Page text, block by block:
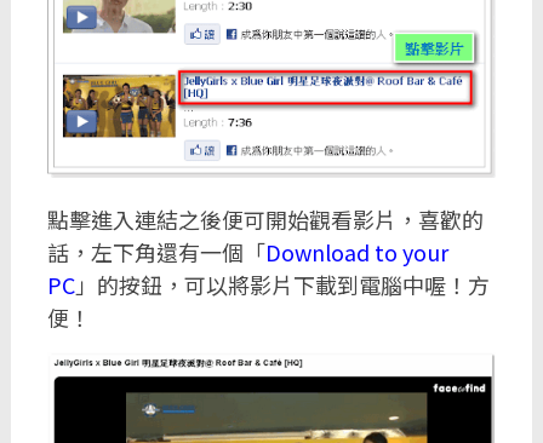
點擊進入連結之後便可開始觀看影片，喜歡的
話，左下角還有一個「Download to your
PC」的按鈕，可以將影片下載到電腦中喔！方
便！